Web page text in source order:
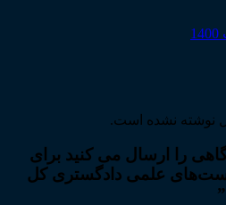
نوشته نشده است.
را ارسال می کنید برای
علمی دادگستری کل